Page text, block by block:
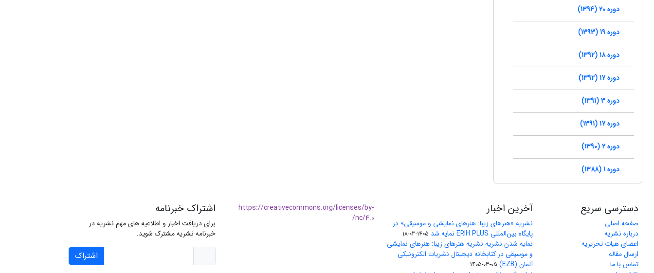
دوره 20 (1394)
دوره 19 (1393)
دوره 18 (1392)
دوره 17 (1392)
دوره 3 (1391)
دوره 17 (1391)
دوره 2 (1390)
دوره 1 (1388)
دسترسی سریع
صفحه اصلی
درباره نشریه
اعضای هیات تحریریه
ارسال مقاله
تماس با ما
آخرین اخبار
نشریه «هنرهای زیبا: هنرهای نمایشی و موسیقی» در
پایگاه بین‌المللی ERIH PLUS نمایه شد
1405-03-18
نمایه شدن نشریه نشریه هنرهای زیبا: هنرهای نمایشی
و موسیقی در کتابخانه دیجیتال نشریات الکترونیکی
آلمان (EZB)
1405-03-05
https://creativecommons.org/licenses/by-
nc/4.0/
اشتراک خبرنامه
برای دریافت اخبار و اطلاعیه های مهم نشریه در
خبرنامه نشریه مشترک شوید.
اشتراک